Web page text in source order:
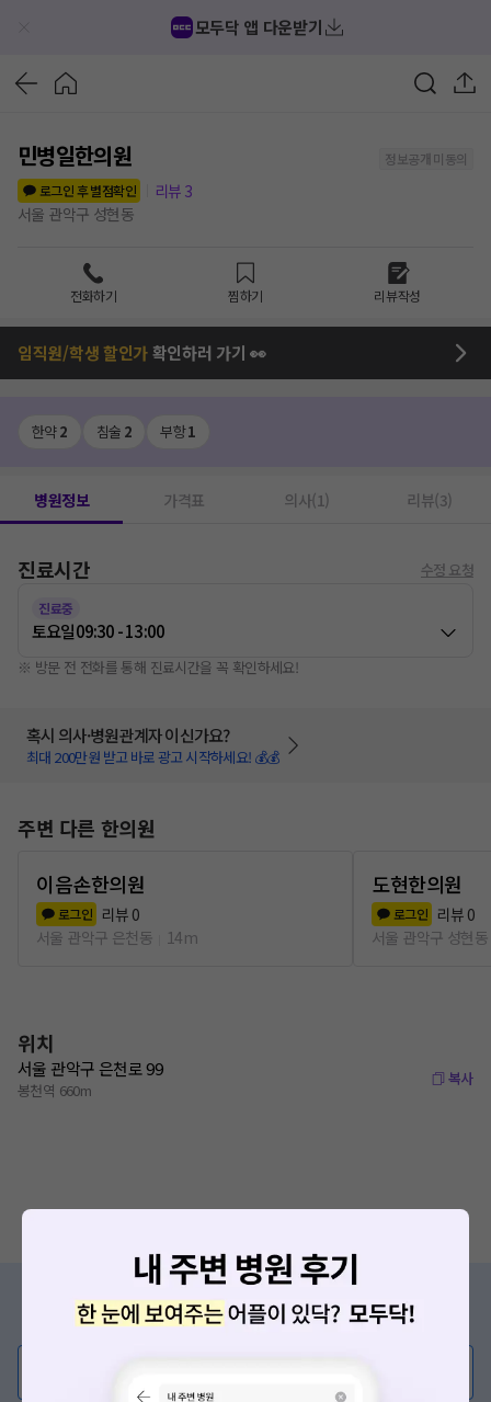
모두닥 앱 다운받기
민병일한의원
정보공개 미동의
로그인 후 별점확인
리뷰 3
서울 관악구 성현동
전화하기 찜하기 리뷰작성
임직원/학생 할인가확인하러 가기 👀
한약2 침술 2 부항1
병원정보 가격표 의사(1) 리뷰(3)
진료시간 수정 요청
진료중
토요일09:30 - 13:00
※ 방문 전 전화를 통해 진료시간을 꼭 확인하세요!
혹시 의사·병원관계자 이신가요?
최대 200만원 받고 바로 광고 시작하세요! 💰💰
주변 다른 한의원
이음손한의원
로그인 리뷰 0
서울 관악구 은천동
14m
도현한의원
로그인 리뷰 0
서울 관악구 성현동
위치
서울 관악구 은천로 99
봉천역 660m
복사
증상/치료, 궁금한 점이 있나요?
의사가 직접 답해드려요!